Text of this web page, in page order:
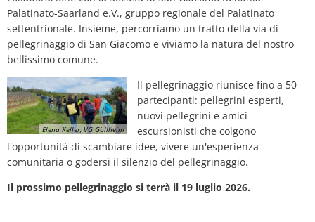
Palatinato-Saarland e.V., gruppo regionale del Palatinato
settentrionale. Insieme, percorriamo un tratto della via di
pellegrinaggio di San Giacomo e viviamo la natura del nostro
bellissimo comune.
Elena Keller, VG Göllheim
Il pellegrinaggio riunisce fino a 50
partecipanti: pellegrini esperti,
nuovi pellegrini e amici
escursionisti che colgono
l'opportunità di scambiare idee, vivere un'esperienza
comunitaria o godersi il silenzio del pellegrinaggio.
Il prossimo pellegrinaggio si terrà il 19 luglio 2026.